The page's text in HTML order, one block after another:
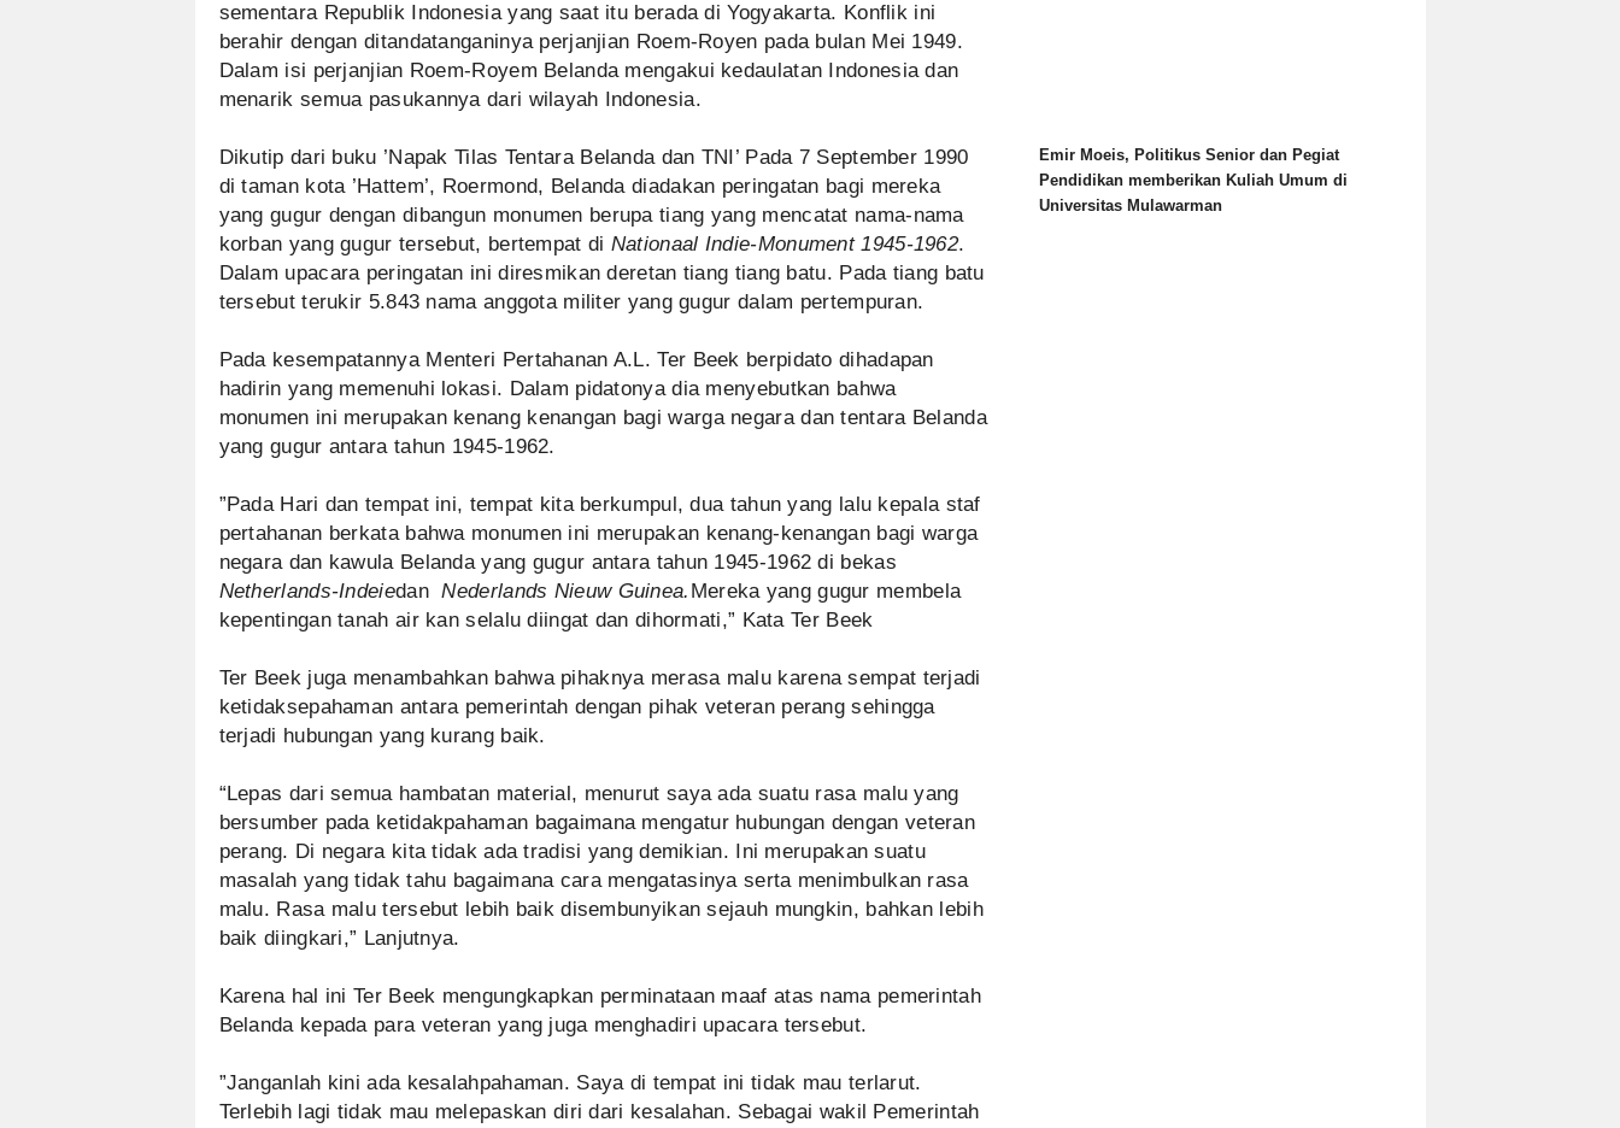
sementara Republik Indonesia yang saat itu berada di Yogyakarta. Konflik ini
berahir dengan ditandatanganinya perjanjian Roem-Royen pada bulan Mei 1949.
Dalam isi perjanjian Roem-Royem Belanda mengakui kedaulatan Indonesia dan
menarik semua pasukannya dari wilayah Indonesia.
Dikutip dari buku ’Napak Tilas Tentara Belanda dan TNI’ Pada 7 September 1990
di taman kota ’Hattem’, Roermond, Belanda diadakan peringatan bagi mereka
yang gugur dengan dibangun monumen berupa tiang yang mencatat nama-nama
korban yang gugur tersebut, bertempat di Nationaal Indie-Monument 1945-1962.
Dalam upacara peringatan ini diresmikan deretan tiang tiang batu. Pada tiang batu
tersebut terukir 5.843 nama anggota militer yang gugur dalam pertempuran.
Pada kesempatannya Menteri Pertahanan A.L. Ter Beek berpidato dihadapan
hadirin yang memenuhi lokasi. Dalam pidatonya dia menyebutkan bahwa
monumen ini merupakan kenang kenangan bagi warga negara dan tentara Belanda
yang gugur antara tahun 1945-1962.
”Pada Hari dan tempat ini, tempat kita berkumpul, dua tahun yang lalu kepala staf
pertahanan berkata bahwa monumen ini merupakan kenang-kenangan bagi warga
negara dan kawula Belanda yang gugur antara tahun 1945-1962 di bekas
Netherlands-Indeiedan Nederlands Nieuw Guinea. Mereka yang gugur membela
kepentingan tanah air kan selalu diingat dan dihormati,” Kata Ter Beek
Ter Beek juga menambahkan bahwa pihaknya merasa malu karena sempat terjadi
ketidaksepahaman antara pemerintah dengan pihak veteran perang sehingga
terjadi hubungan yang kurang baik.
“Lepas dari semua hambatan material, menurut saya ada suatu rasa malu yang
bersumber pada ketidakpahaman bagaimana mengatur hubungan dengan veteran
perang. Di negara kita tidak ada tradisi yang demikian. Ini merupakan suatu
masalah yang tidak tahu bagaimana cara mengatasinya serta menimbulkan rasa
malu. Rasa malu tersebut lebih baik disembunyikan sejauh mungkin, bahkan lebih
baik diingkari,” Lanjutnya.
Karena hal ini Ter Beek mengungkapkan perminataan maaf atas nama pemerintah
Belanda kepada para veteran yang juga menghadiri upacara tersebut.
”Janganlah kini ada kesalahpahaman. Saya di tempat ini tidak mau terlarut.
Terlebih lagi tidak mau melepaskan diri dari kesalahan. Sebagai wakil Pemerintah
Emir Moeis, Politikus Senior dan Pegiat
Pendidikan memberikan Kuliah Umum di
Universitas Mulawarman